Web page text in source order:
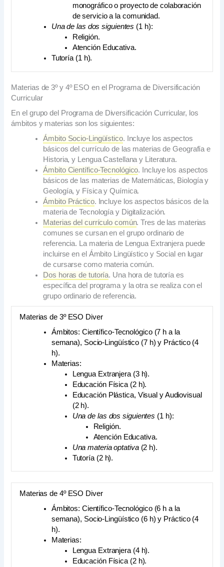
monográfico o proyecto de colaboración
de servicio a la comunidad.
Una de las dos siguientes (1 h):
Religión.
Atención Educativa.
Tutoría (1 h).
Materias de 3º y 4º ESO en el Programa de Diversificación
Curricular
En el grupo del Programa de Diversificación Curricular, los
ámbitos y materias son los siguientes:
Ámbito Socio-Lingüístico. Incluye los aspectos
básicos del currículo de las materias de Geografía e
Historia, y Lengua Castellana y Literatura.
Ámbito Científico-Tecnológico. Incluye los aspectos
básicos de las materias de Matemáticas, Biología y
Geología, y Física y Química.
Ámbito Práctico. Incluye los aspectos básicos de la
materia de Tecnología y Digitalización.
Materias del currículo común. Tres de las materias
comunes se cursan en el grupo ordinario de
referencia. La materia de Lengua Extranjera puede
incluirse en el Ámbito Lingüístico y Social en lugar
de cursarse como materia común.
Dos horas de tutoría. Una hora de tutoría es
específica del programa y la otra se realiza con el
grupo ordinario de referencia.
Materias de 3º ESO Diver
Ámbitos: Científico-Tecnológico (7 h a la
semana), Socio-Lingüístico (7 h) y Práctico (4
h).
Materias:
Lengua Extranjera (3 h).
Educación Física (2 h).
Educación Plástica, Visual y Audiovisual
(2 h).
Una de las dos siguientes (1 h):
Religión.
Atención Educativa.
Una materia optativa(2 h).
Tutoría (2 h).
Materias de 4º ESO Diver
Ámbitos: Científico-Tecnológico (6 h a la
semana), Socio-Lingüístico (6 h) y Práctico (4
h).
Materias:
Lengua Extranjera (4 h).
Educación Física (2 h).